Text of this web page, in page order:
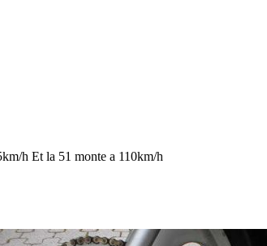
h Et la 51 monte a 110km/h